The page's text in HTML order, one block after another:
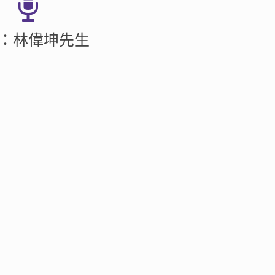
林偉坤先生